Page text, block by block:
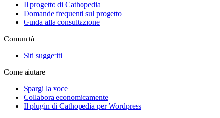
Il progetto di Cathopedia
Domande frequenti sul progetto
Guida alla consultazione
Comunità
Siti suggeriti
Come aiutare
Spargi la voce
Collabora economicamente
Il plugin di Cathopedia per Wordpress